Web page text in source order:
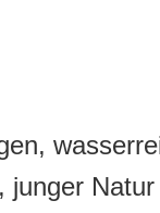
junger